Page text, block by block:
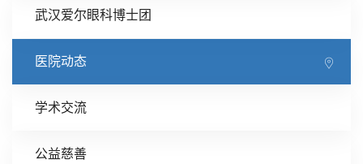
武汉爱尔眼科博士团
医院动态
学术交流
公益慈善